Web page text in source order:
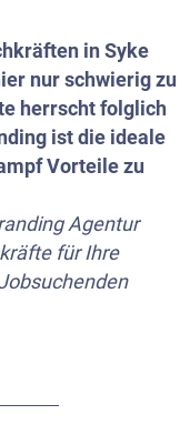
in Syke
nur schwierig zu
herrscht folglich
ist die ideale
Vorteile zu
Agentur
für Ihre